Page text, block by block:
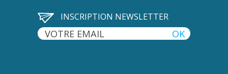
INSCRIPTION NEWSLETTER